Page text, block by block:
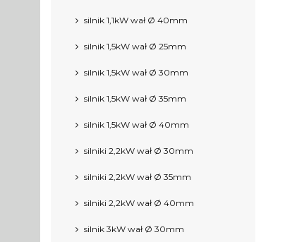
silnik 1,1kW wał Ø 40mm
silnik 1,5kW wał Ø 25mm
silnik 1,5kW wał Ø 30mm
silnik 1,5kW wał Ø 35mm
silnik 1,5kW wał Ø 40mm
silniki 2,2kW wał Ø 30mm
silniki 2,2kW wał Ø 35mm
silniki 2,2kW wał Ø 40mm
silnik 3kW wał Ø 30mm